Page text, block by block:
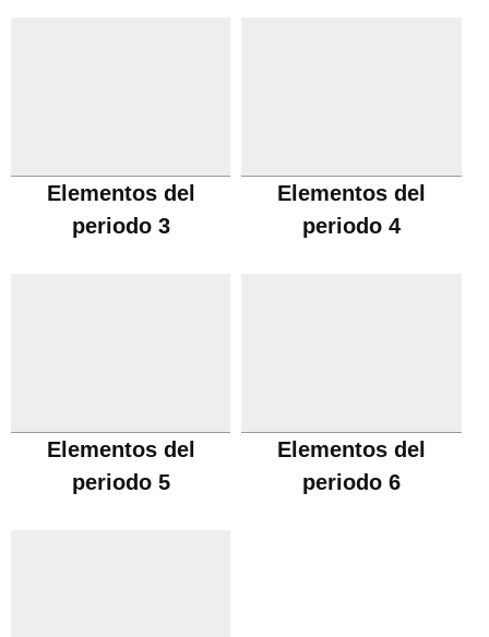
Elementos del
periodo 3
Elementos del
periodo 4
Elementos del
periodo 5
Elementos del
periodo 6